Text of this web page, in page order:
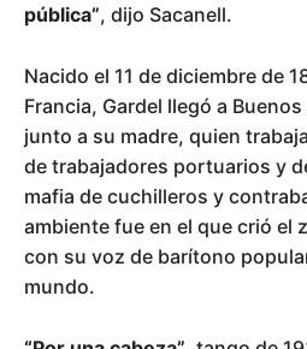
pública”, dijo Sacanell.
Nacido el 11 de diciembre de
Francia, Gardel llegó a
junto a su madre, quien
de trabajadores portuarios y
mafia de cuchilleros y
ambiente fue en el que crió el
con su voz de barítono
mundo.